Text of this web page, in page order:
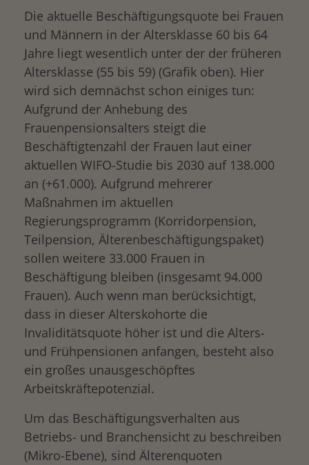
Die aktuelle Beschäftigungsquote bei Frauen
und Männern in der Altersklasse 60 bis 64
Jahre liegt wesentlich unter der der früheren
Altersklasse (55 bis 59) (Grafik oben). Hier
wird sich demnächst schon einiges tun:
Aufgrund der Anhebung des
Frauenpensionsalters steigt die
Beschäftigtenzahl der Frauen laut einer
aktuellen WIFO-Studie bis 2030 auf 138.000
an (+61.000). Aufgrund mehrerer
Maßnahmen im aktuellen
Regierungsprogramm (Korridorpension,
Teilpension, Älterenbeschäftigungspaket)
sollen weitere 33.000 Frauen in
Beschäftigung bleiben (insgesamt 94.000
Frauen). Auch wenn man berücksichtigt,
dass in dieser Alterskohorte die
Invaliditätsquote höher ist und die Alters-
und Frühpensionen anfangen, besteht also
ein großes unausgeschöpftes
Arbeitskräftepotenzial.
Um das Beschäftigungsverhalten aus
Betriebs- und Branchensicht zu beschreiben
(Mikro-Ebene), sind Älterenquoten